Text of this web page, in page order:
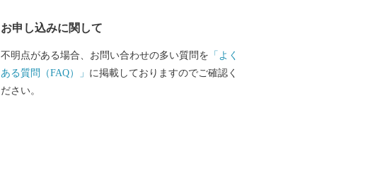
お申し込みに関して
不明点がある場合、お問い合わせの多い質問を 「よく
ある質問（FAQ）」 に掲載しておりますのでご確認く
ださい。